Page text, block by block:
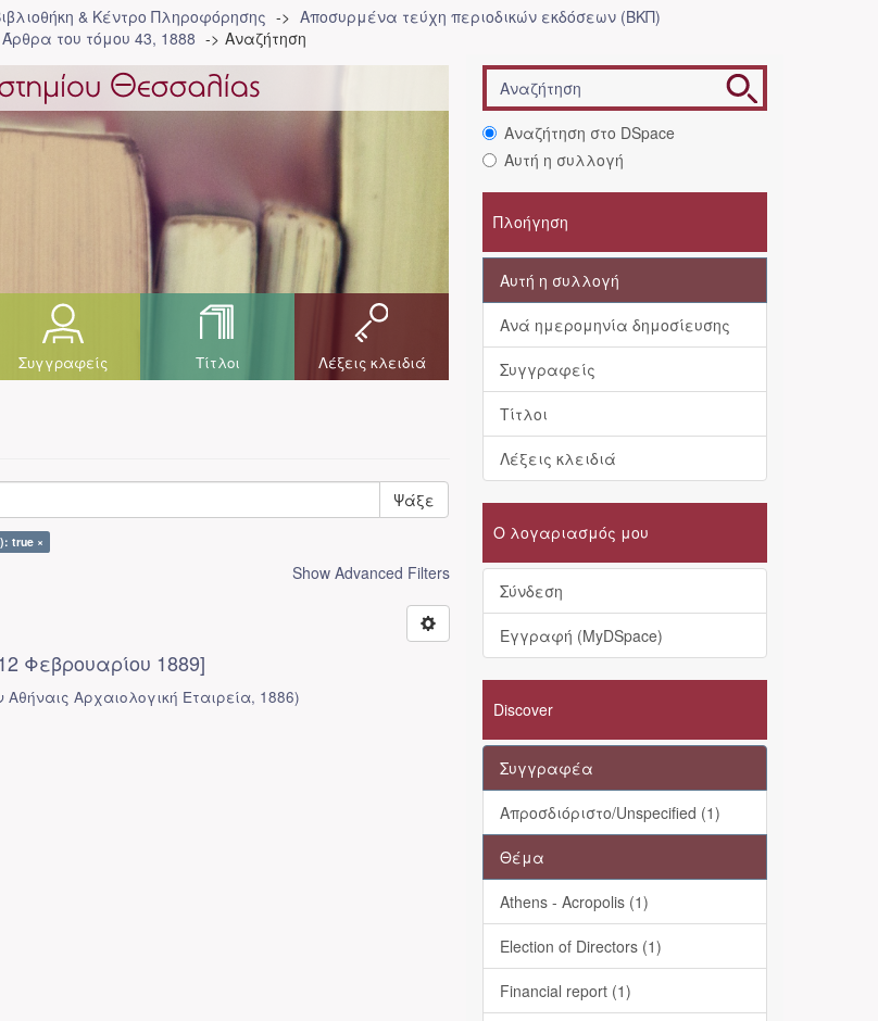
& Κέντρο Πληροφόρησης
Αποσυρμένα τεύχη περιοδικών εκδόσεων (ΒΚΠ)
Άρθρα του τόμου 43, 1888 Αναζήτηση
Συγγραφείς Τίτλοι Λέξεις κλειδιά
Ψάξε
true ×
Show Advanced Filters
Φεβρουαρίου 1889]
Αθήναις Αρχαιολογική Εταιρεία, 1886)
Αναζήτηση στο DSpace
Αυτή η συλλογή
Πλοήγηση
Αυτή η συλλογή
Ανά ημερομηνία δημοσίευσης
Συγγραφείς
Τίτλοι
Λέξεις κλειδιά
Ο λογαριασμός μου
Σύνδεση
Εγγραφή (MyDSpace)
Discover
Συγγραφέα
Απροσδιόριστο/Unspecified (1)
Θέμα
Athens - Acropolis (1)
Election of Directors (1)
Financial report (1)